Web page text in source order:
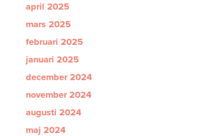
april 2025
mars 2025
februari 2025
januari 2025
december 2024
november 2024
augusti 2024
maj 2024